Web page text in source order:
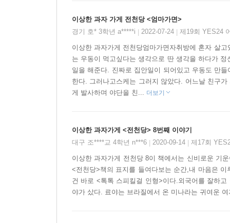
이상한 과자 가게 전천당 <엄마가면>
경기 호* 3학년 a*****i
2022-07-24 제19회 YES24
이상한 과자가게 전천당엄마가면자취방에 혼자 살
는 우동이 먹고싶다는 생각으로 딴 생각을 하다가
일을 해준다. 진짜로 집안일이 되어있고 우동도 만
한다. 그러나고스케는 그러지 않았다. 어느날 친구
게 발사하며 야단을 친... 더보기
이상한 과자가게 <전천당> 8번째 이야기
대구 조****교 4학년 n***6
2020-09-14 제17회
이상한 과자가게 전천당 8이 책에서는 신비로운 기
<전천당>책의 표지를 들여다보는 순간,내 마음은
건 바로 <톡톡 스피킬걸 인형>이다.외국어를 잘하
야가 샀다. 료야는 브라질에서 온 미나라는 귀여운